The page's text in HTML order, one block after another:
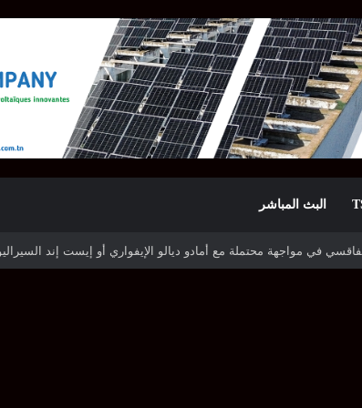
البث المباشر
النيجيري وترجي جرجيس يصطدم بديامبارس السنغالي